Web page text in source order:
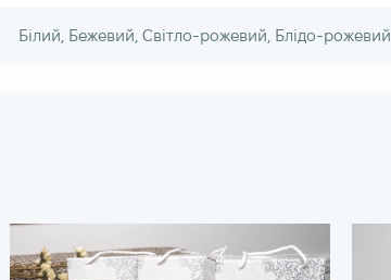
Білий, Бежевий, Світло-рожевий, Блідо-рожевий